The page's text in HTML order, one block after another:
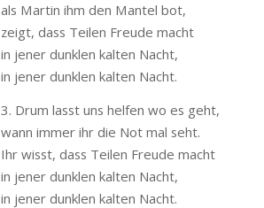
als Martin ihm den Mantel bot,
zeigt, dass Teilen Freude macht
in jener dunklen kalten Nacht,
in jener dunklen kalten Nacht.
3. Drum lasst uns helfen wo es geht,
wann immer ihr die Not mal seht.
Ihr wisst, dass Teilen Freude macht
in jener dunklen kalten Nacht,
in jener dunklen kalten Nacht.